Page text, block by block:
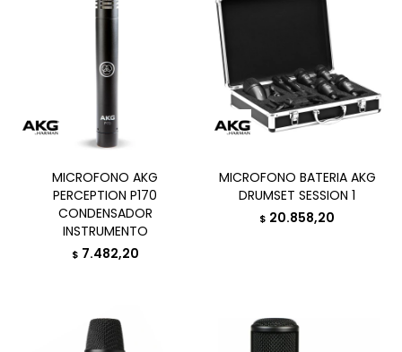
MICROFONO AKG
PERCEPTION P170
CONDENSADOR
INSTRUMENTO
$ 7.482,20
MICROFONO BATERIA AKG
DRUMSET SESSION 1
$ 20.858,20